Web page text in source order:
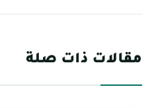
مقالات ذات صلة